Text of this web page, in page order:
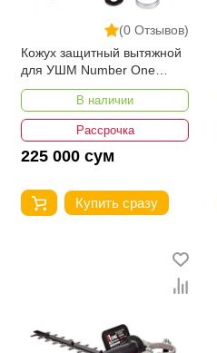
(0 Отзывов)
Кожух защитный вытяжной
для УШМ Number One
NPHE-125
В наличии
Рассрочка
225 000 сум
Купить сразу